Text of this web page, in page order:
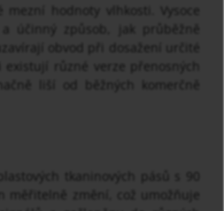
hodnoty vlhkosti. Vysoce
účinný způsob, jak průběžně
obvod při dosažení určité
různé verze přenosných
liší od běžných komerčně
tkaninových pásů s 90
změní, což umožňuje